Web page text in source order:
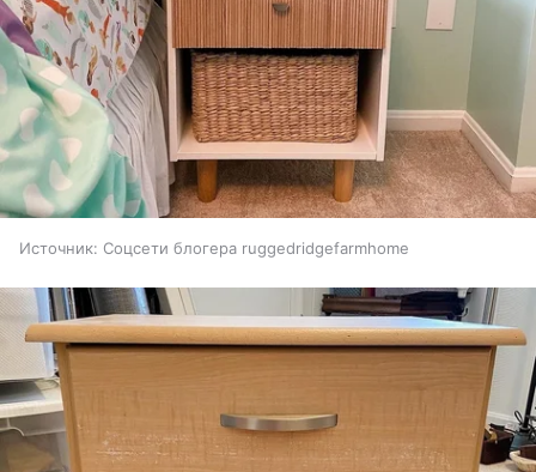
Источник: Соцсети блогера ruggedridgefarmhome